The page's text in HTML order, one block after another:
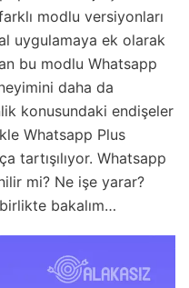
modlu versiyonları
uygulamaya ek olarak
bu modlu Whatsapp
daha da
konusundaki endişeler
Whatsapp Plus
tartışılıyor. Whatsapp
mi? Ne işe yarar?
bakalım…